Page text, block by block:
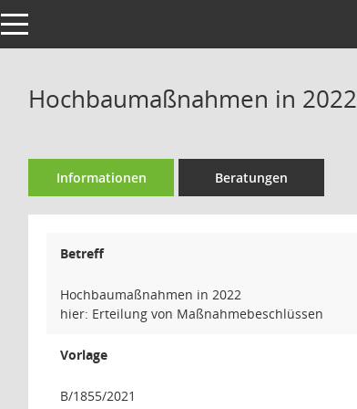
Toggle navigation
Hochbaumaßnahmen in 2022
Informationen Beratungen
Betreff
Hochbaumaßnahmen in 2022
hier: Erteilung von Maßnahmebeschlüssen
Vorlage
B/1855/2021